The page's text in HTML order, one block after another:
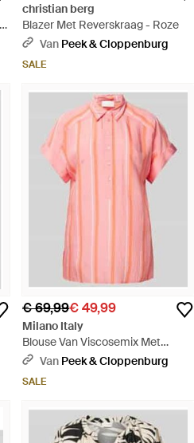
christian berg
Blazer Met Reverskraag - Roze
Van Peek & Cloppenburg
SALE
€ 69,99€ 49,99
Milano Italy
Blouse Van Viscosemix Met
Streepmotief - Roze
Van Peek & Cloppenburg
SALE